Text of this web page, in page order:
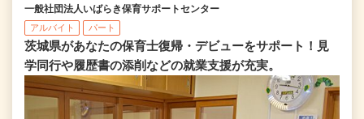
一般社団法人いばらき保育サポートセンター
アルバイト パート
茨城県があなたの保育士復帰・デビューをサポート！見
学同行や履歴書の添削などの就業支援が充実。